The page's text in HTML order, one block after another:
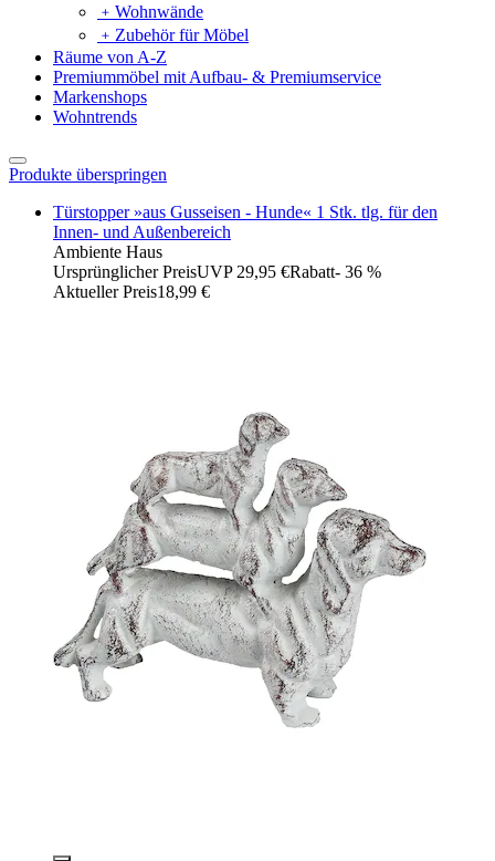
﹢ Wohnwände
﹢ Zubehör für Möbel
Räume von A-Z
Premiummöbel mit Aufbau- & Premiumservice
Markenshops
Wohntrends
Produkte überspringen
Türstopper »aus Gusseisen - Hunde« 1 Stk. tlg. für den
Innen- und Außenbereich
Ambiente Haus
Ursprünglicher PreisUVP 29,95 €Rabatt- 36 %
Aktueller Preis18,99 €